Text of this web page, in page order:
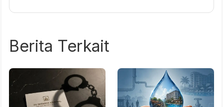
Berita Terkait